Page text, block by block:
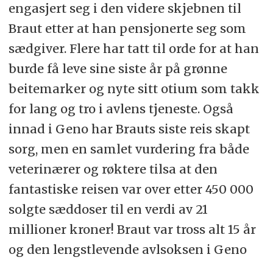
engasjert seg i den videre skjebnen til
Braut etter at han pensjonerte seg som
sædgiver. Flere har tatt til orde for at han
burde få leve sine siste år på grønne
beitemarker og nyte sitt otium som takk
for lang og tro i avlens tjeneste. Også
innad i Geno har Brauts siste reis skapt
sorg, men en samlet vurdering fra både
veterinærer og røktere tilsa at den
fantastiske reisen var over etter 450 000
solgte sæddoser til en verdi av 21
millioner kroner! Braut var tross alt 15 år
og den lengstlevende avlsoksen i Geno